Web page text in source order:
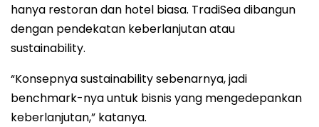
hanya restoran dan hotel biasa. TradiSea dibangun
dengan pendekatan keberlanjutan atau
sustainability.
“Konsepnya sustainability sebenarnya, jadi
benchmark-nya untuk bisnis yang mengedepankan
keberlanjutan,” katanya.